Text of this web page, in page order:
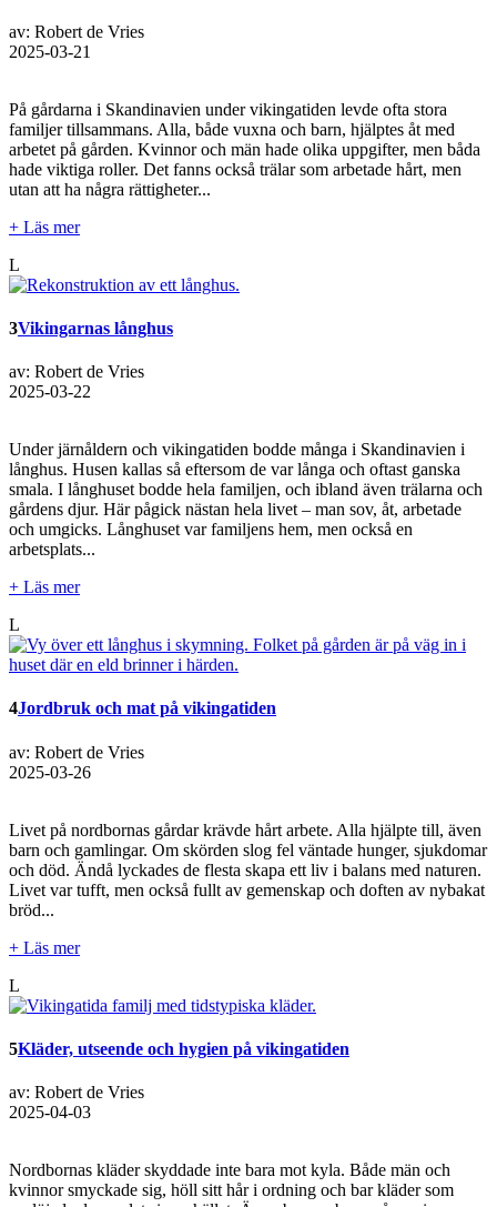
av: Robert de Vries
2025-03-21
På gårdarna i Skandinavien under vikingatiden levde ofta stora
familjer tillsammans. Alla, både vuxna och barn, hjälptes åt med
arbetet på gården. Kvinnor och män hade olika uppgifter, men båda
hade viktiga roller. Det fanns också trälar som arbetade hårt, men
utan att ha några rättigheter...
+ Läs mer
L
3Vikingarnas långhus
av: Robert de Vries
2025-03-22
Under järnåldern och vikingatiden bodde många i Skandinavien i
långhus. Husen kallas så eftersom de var långa och oftast ganska
smala. I långhuset bodde hela familjen, och ibland även trälarna och
gårdens djur. Här pågick nästan hela livet – man sov, åt, arbetade
och umgicks. Långhuset var familjens hem, men också en
arbetsplats...
+ Läs mer
L
4Jordbruk och mat på vikingatiden
av: Robert de Vries
2025-03-26
Livet på nordbornas gårdar krävde hårt arbete. Alla hjälpte till, även
barn och gamlingar. Om skörden slog fel väntade hunger, sjukdomar
och död. Ändå lyckades de flesta skapa ett liv i balans med naturen.
Livet var tufft, men också fullt av gemenskap och doften av nybakat
bröd...
+ Läs mer
L
5Kläder, utseende och hygien på vikingatiden
av: Robert de Vries
2025-04-03
Nordbornas kläder skyddade inte bara mot kyla. Både män och
kvinnor smyckade sig, höll sitt hår i ordning och bar kläder som